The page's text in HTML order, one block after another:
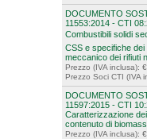
DOCUMENTO
11553:2014 - CTI
Combustibili solidi
CSS e specifiche
meccanico dei rifiuti
Prezzo (IVA inclusa):
Prezzo Soci CTI (IVA
DOCUMENTO
11597:2015 - CTI
Caratterizzazione
contenuto di
Prezzo (IVA inclusa):